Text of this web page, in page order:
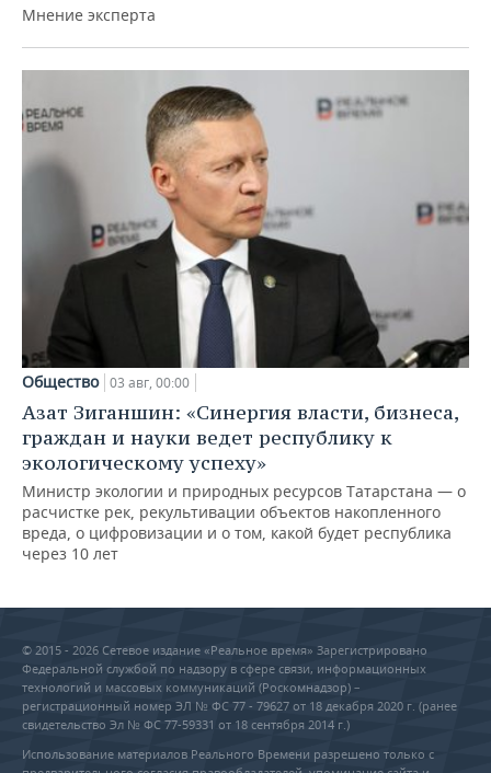
Мнение эксперта
Общество 03 авг, 00:00
Азат Зиганшин: «Синергия власти, бизнеса,
граждан и науки ведет республику к
экологическому успеху»
Министр экологии и природных ресурсов Татарстана — о
расчистке рек, рекультивации объектов накопленного
вреда, о цифровизации и о том, какой будет республика
через 10 лет
© 2015 - 2026 Сетевое издание «Реальное время» Зарегистрировано
Федеральной службой по надзору в сфере связи, информационных
технологий и массовых коммуникаций (Роскомнадзор) –
регистрационный номер ЭЛ № ФС 77 - 79627 от 18 декабря 2020 г. (ранее
свидетельство Эл № ФС 77-59331 от 18 сентября 2014 г.)
Использование материалов Реального Времени разрешено только с